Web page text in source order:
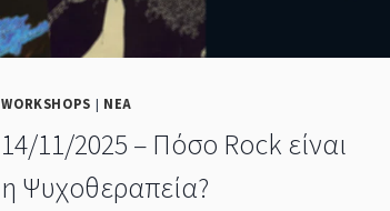
WORKSHOPS | ΝΕΑ
14/11/2025 – Πόσο Rock είναι
η Ψυχοθεραπεία?